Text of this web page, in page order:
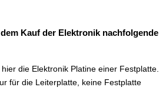
Kauf der Elektronik nachfolgende
die Elektronik Platine einer Festplatte.
für die Leiterplatte, keine Festplatte